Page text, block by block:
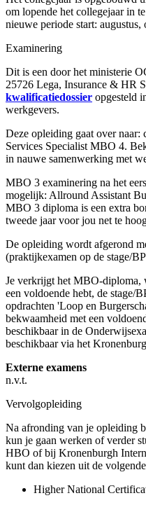
om lopende het collegejaar in
nieuwe periode start:
Examinering
Dit is een door het ministerie
25726 Lega, Insurance & HR
kwalificatiedossier opgesteld
werkgevers.
Deze opleiding gaat over
Services Specialist MBO 4.
in nauwe samenwerking met
MBO 3 examinering na het
mogelijk: Allround Assistant
MBO 3 diploma is een extra
tweede jaar voor jou net te
De opleiding wordt afgerond
(praktijkexamen op de stage/
Je verkrijgt het MBO-diploma,
een voldoende hebt, de stage/
opdrachten 'Loop en
bekwaamheid met een
beschikbaar in de
beschikbaar via het
Externe examens
n.v.t.
Vervolgopleiding
Na afronding van je opleiding
kun je gaan werken of verder
HBO of bij Kronenburgh
kunt dan kiezen uit de
Higher National